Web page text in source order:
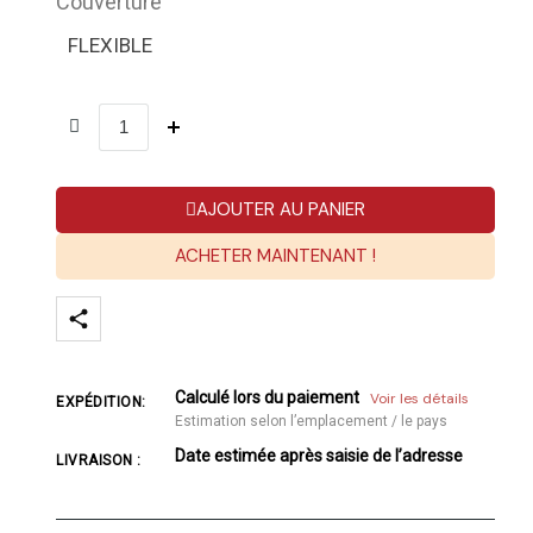
FLEXIBLE
AJOUTER AU PANIER
ACHETER MAINTENANT !
EXPÉDITION: Calculé lors du paiement Voir les détails
Estimation selon l’emplacement / le pays
LIVRAISON : Date estimée après saisie de l’adresse